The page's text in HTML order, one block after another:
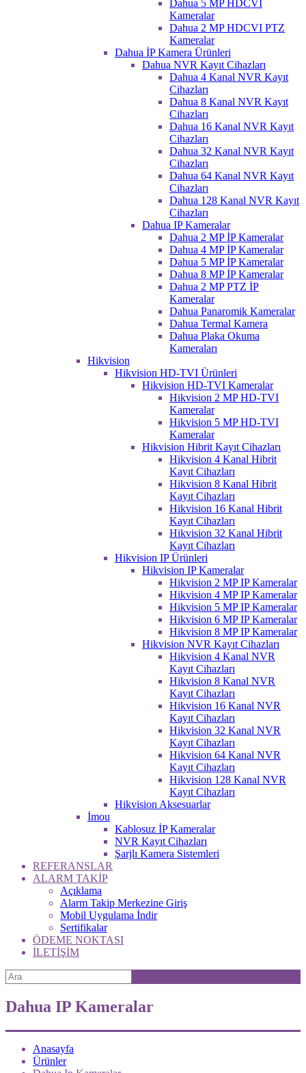
Dahua 5 MP HDCVI
Kameralar
Dahua 2 MP HDCVI PTZ
Kameralar
Dahua İP Kamera Ürünleri
Dahua NVR Kayıt Cihazları
Dahua 4 Kanal NVR Kayıt
Cihazları
Dahua 8 Kanal NVR Kayıt
Cihazları
Dahua 16 Kanal NVR Kayıt
Cihazları
Dahua 32 Kanal NVR Kayıt
Cihazları
Dahua 64 Kanal NVR Kayıt
Cihazları
Dahua 128 Kanal NVR Kayıt
Cihazları
Dahua IP Kameralar
Dahua 2 MP İP Kameralar
Dahua 4 MP İP Kameralar
Dahua 5 MP İP Kameralar
Dahua 8 MP İP Kameralar
Dahua 2 MP PTZ İP
Kameralar
Dahua Panaromik Kameralar
Dahua Termal Kamera
Dahua Plaka Okuma
Kameraları
Hikvision
Hikvision HD-TVI Ürünleri
Hikvision HD-TVI Kameralar
Hikvision 2 MP HD-TVI
Kameralar
Hikvision 5 MP HD-TVI
Kameralar
Hikvision Hibrit Kayıt Cihazları
Hikvision 4 Kanal Hibrit
Kayıt Cihazları
Hikvision 8 Kanal Hibrit
Kayıt Cihazları
Hikvision 16 Kanal Hibrit
Kayıt Cihazları
Hikvision 32 Kanal Hibrit
Kayıt Cihazları
Hikvision IP Ürünleri
Hikvision IP Kameralar
Hikvision 2 MP IP Kameralar
Hikvision 4 MP IP Kameralar
Hikvision 5 MP IP Kameralar
Hikvision 6 MP IP Kameralar
Hikvision 8 MP IP Kameralar
Hikvision NVR Kayıt Cihazları
Hikvision 4 Kanal NVR
Kayıt Cihazları
Hikvision 8 Kanal NVR
Kayıt Cihazları
Hikvision 16 Kanal NVR
Kayıt Cihazları
Hikvision 32 Kanal NVR
Kayıt Cihazları
Hikvision 64 Kanal NVR
Kayıt Cihazları
Hikvision 128 Kanal NVR
Kayıt Cihazları
Hikvision Aksesuarlar
İmou
Kablosuz İP Kameralar
NVR Kayıt Cihazları
Şarjlı Kamera Sistemleri
REFERANSLAR
ALARM TAKİP
Açıklama
Alarm Takip Merkezine Giriş
Mobil Uygulama İndir
Sertifikalar
ÖDEME NOKTASI
İLETİŞİM
Dahua IP Kameralar
Anasayfa
Ürünler